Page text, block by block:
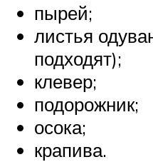
пырей;
листья
подходят);
клевер;
подорожник;
осока;
крапива.